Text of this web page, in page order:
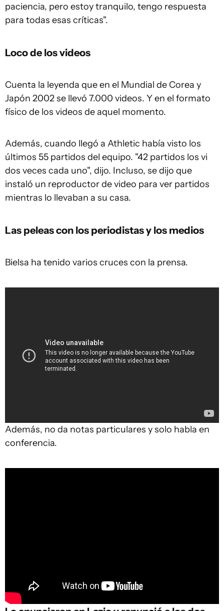
paciencia, pero estoy tranquilo, tengo respuesta
para todas esas críticas".
Loco de los videos
Cuenta la leyenda que en el Mundial de Corea y
Japón 2002 se llevó 7.000 videos. Y en el formato
físico de los videos de aquel momento.
Además, cuando llegó a Athletic había visto los
últimos 55 partidos del equipo. "42 partidos los vi
dos veces cada uno", dijo. Incluso, se dijo que
instaló un reproductor de video para ver partidos
mientras lo llevaban a su casa.
Las peleas con los periodistas y los medios
Bielsa ha tenido varios cruces con la prensa.
Además, no da notas particulares y solo habla en
conferencia.